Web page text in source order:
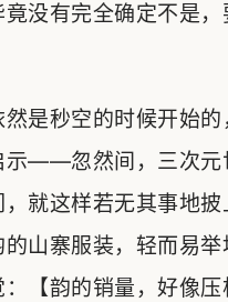
没有完全确定不是
是秒空的时候开始
示——忽然间，三次元
就这样若无其事地
山寨服装，轻而易举
【韵的销量，好像压